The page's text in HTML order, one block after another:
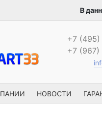
В
+7 (495)
+7 (967)
НОВОСТИ